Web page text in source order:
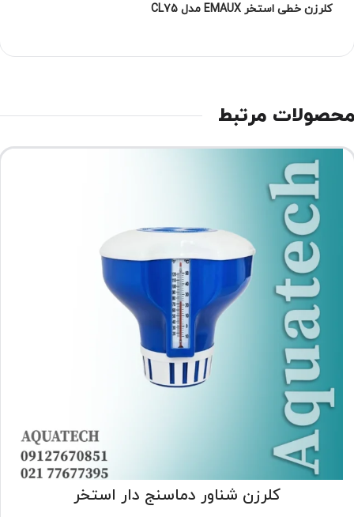
کلرزن خطی استخر EMAUX مدل CL75
مرتبط
کلرزن شناور دماسنج دار استخر